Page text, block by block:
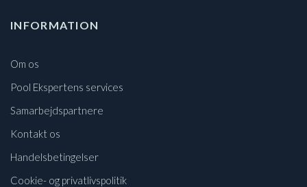
INFORMATION
Om os
Pool Ekspertens services
Samarbejdspartnere
Kontakt os
Handelsbetingelser
Cookie- og privatlivspolitik